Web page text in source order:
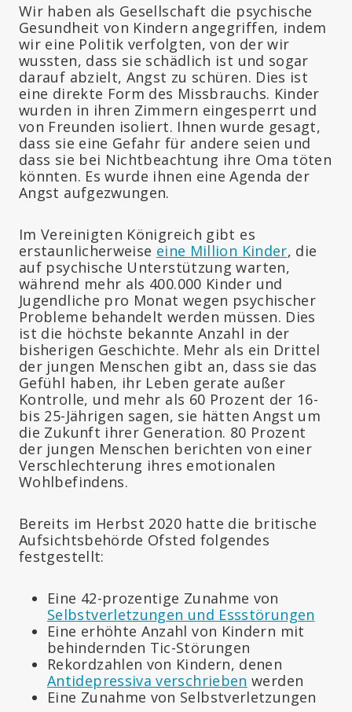
Wir haben als Gesellschaft die psychische
Gesundheit von Kindern angegriffen, indem
wir eine Politik verfolgten, von der wir
wussten, dass sie schädlich ist und sogar
darauf abzielt, Angst zu schüren. Dies ist
eine direkte Form des Missbrauchs. Kinder
wurden in ihren Zimmern eingesperrt und
von Freunden isoliert. Ihnen wurde gesagt,
dass sie eine Gefahr für andere seien und
dass sie bei Nichtbeachtung ihre Oma töten
könnten. Es wurde ihnen eine Agenda der
Angst aufgezwungen.
Im Vereinigten Königreich gibt es
erstaunlicherweise eine Million Kinder, die
auf psychische Unterstützung warten,
während mehr als 400.000 Kinder und
Jugendliche pro Monat wegen psychischer
Probleme behandelt werden müssen. Dies
ist die höchste bekannte Anzahl in der
bisherigen Geschichte. Mehr als ein Drittel
der jungen Menschen gibt an, dass sie das
Gefühl haben, ihr Leben gerate außer
Kontrolle, und mehr als 60 Prozent der 16-
bis 25-Jährigen sagen, sie hätten Angst um
die Zukunft ihrer Generation. 80 Prozent
der jungen Menschen berichten von einer
Verschlechterung ihres emotionalen
Wohlbefindens.
Bereits im Herbst 2020 hatte die britische
Aufsichtsbehörde Ofsted folgendes
festgestellt:
Eine 42-prozentige Zunahme von
Selbstverletzungen und Essstörungen
Eine erhöhte Anzahl von Kindern mit
behindernden Tic-Störungen
Rekordzahlen von Kindern, denen
Antidepressiva verschrieben werden
Eine Zunahme von Selbstverletzungen